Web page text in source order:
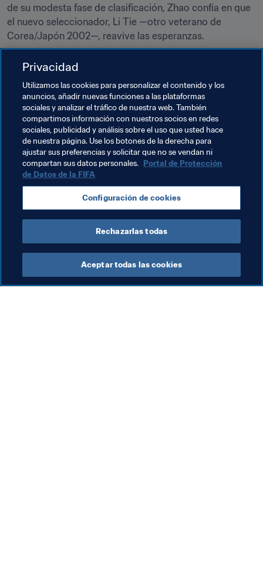
de su modesta fase de clasificación, Zhao confía en que
el nuevo seleccionador, Li Tie —otro veterano de
Corea/Japón 2002—, reavive las esperanzas.
equipo", asegura sobre el exjugador del Everton. "Fue
determinante en la clasificación para Corea y Japón en
2002, así como en el Mundial. Sabe perfectamente lo
que hay que tener para triunfar. Y, desde su regreso a los
banquillos, ha cosechado muchos éxitos. Creo que, con
él al mando, el equipo puede jugar bien".
Temas relacionados
Copa Mundial de la FIFA Catar 2022™ China PR
Privacidad
Utilizamos las cookies para personalizar el contenido y los
anuncios, añadir nuevas funciones a las plataformas
sociales y analizar el tráfico de nuestra web. También
compartimos información con nuestros socios en redes
sociales, publicidad y análisis sobre el uso que usted hace
de nuestra página. Use los botones de la derecha para
ajustar sus preferencias y solicitar que no se vendan ni
compartan sus datos personales. Portal de Protección
de Datos de la FIFA
Configuración de cookies
Rechazarlas todas
Aceptar todas las cookies